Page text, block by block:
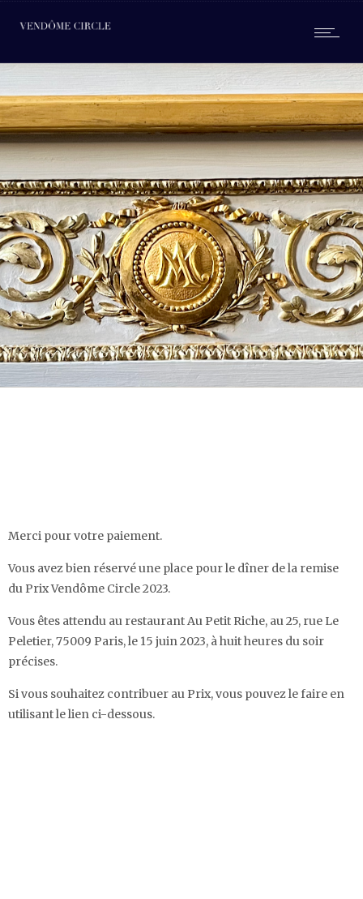
Merci pour votre paiement.
Vous avez bien réservé une place pour le dîner de la remise
du Prix Vendôme Circle 2023.
Vous êtes attendu au restaurant Au Petit Riche, au 25, rue Le
Peletier, 75009 Paris, le 15 juin 2023, à huit heures du soir
précises.
Si vous souhaitez contribuer au Prix, vous pouvez le faire en
utilisant le lien ci-dessous.